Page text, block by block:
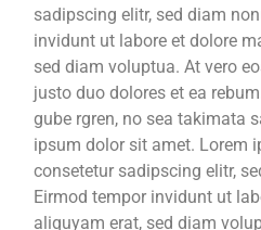
sadipscing elitr, sed diam
invidunt ut labore et dolore
sed diam voluptua. At vero
justo duo dolores et ea
gube rgren, no sea takimata
ipsum dolor sit amet. Lorem
consetetur sadipscing elitr,
Eirmod tempor invidunt ut
aliquyam erat, sed diam